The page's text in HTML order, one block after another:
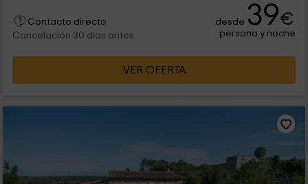
Contacto directo
Cancelación 30 días antes
desde 39€
persona y noche
VER OFERTA